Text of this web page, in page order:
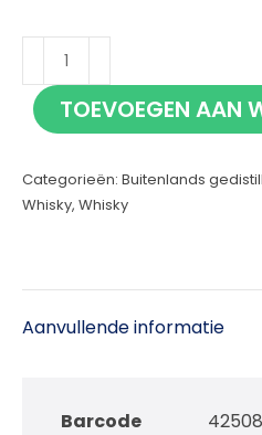
Oktoberfest
2023
aantal
TOEVOEGEN AAN
Categorieën: Buitenlands
Whisky, Whisky
Aanvullende informatie
Barcode